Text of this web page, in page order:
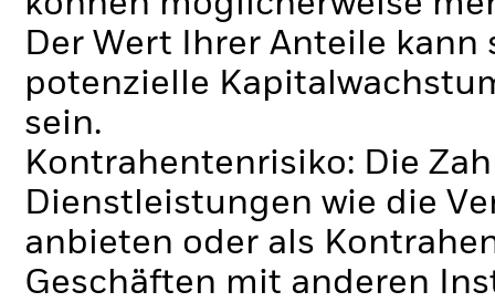
Der Wert Ihrer Anteile
potenzielle
sein.
Kontrahentenrisiko: Die
Dienstleistungen wie die
anbieten oder als
Geschäften mit anderen